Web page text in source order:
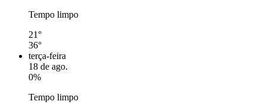
Tempo limpo
21°
36°
terça-feira
18 de ago.
0%
Tempo limpo